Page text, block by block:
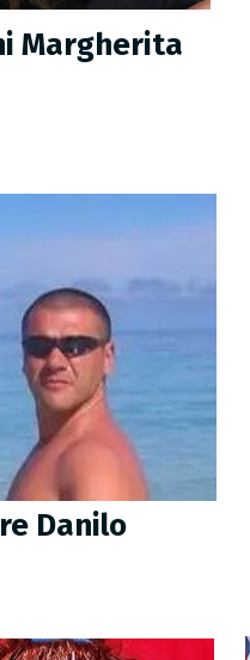
Margherita
Danilo